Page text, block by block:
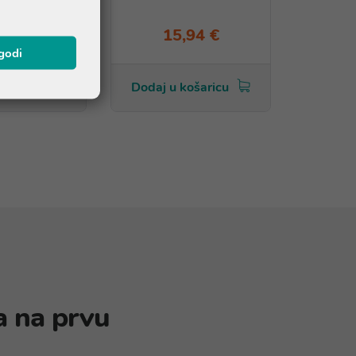
€ 15,94 €
Dodaj u košaricu
na prvu